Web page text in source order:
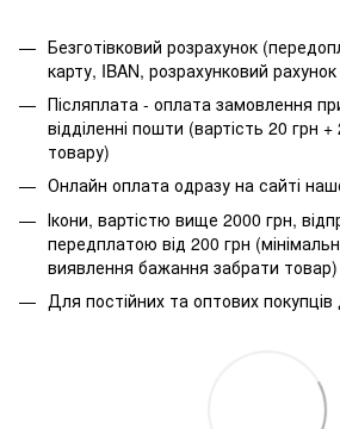
Безготівковий розрахунок
карту, IBAN, розрахунковий рахунок
Післяплата - оплата замовлення
відділенні пошти (вартість 20 грн +
товару)
Онлайн оплата одразу на сайті
Ікони, вартістю вище 2000 грн,
передплатою від 200 грн
виявлення бажання забрати товар)
Для постійних та оптових покупців